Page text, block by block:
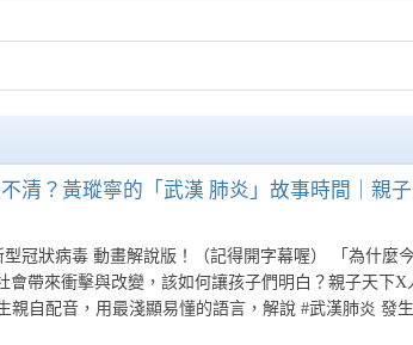
清？黃瑽寧的「武漢 肺炎」故事時間｜親
型冠狀病毒 動畫解說版！（記得開字幕喔） 「為什麼
會帶來衝擊與改變，該如何讓孩子們明白？親子天下X
親自配音，用最淺顯易懂的語言，解說 #武漢肺炎 發